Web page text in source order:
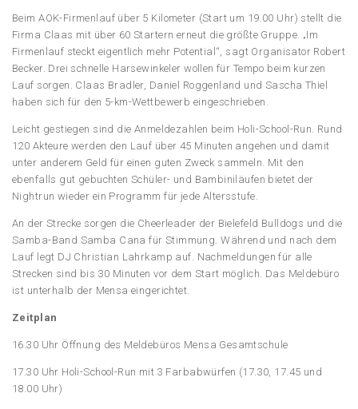
Beim AOK-Firmenlauf über 5 Kilometer (Start um 19.00 Uhr) stellt die
Firma Claas mit über 60 Startern erneut die größte Gruppe. „Im
Firmenlauf steckt eigentlich mehr Potential“, sagt Organisator Robert
Becker. Drei schnelle Harsewinkeler wollen für Tempo beim kurzen
Lauf sorgen. Claas Bradler, Daniel Roggenland und Sascha Thiel
haben sich für den 5-km-Wettbewerb eingeschrieben.
Leicht gestiegen sind die Anmeldezahlen beim Holi-School-Run. Rund
120 Akteure werden den Lauf über 45 Minuten angehen und damit
unter anderem Geld für einen guten Zweck sammeln. Mit den
ebenfalls gut gebuchten Schüler- und Bambiniläufen bietet der
Nightrun wieder ein Programm für jede Altersstufe.
An der Strecke sorgen die Cheerleader der Bielefeld Bulldogs und die
Samba-Band Samba Cana für Stimmung. Während und nach dem
Lauf legt DJ Christian Lahrkamp auf. Nachmeldungen für alle
Strecken sind bis 30 Minuten vor dem Start möglich. Das Meldebüro
ist unterhalb der Mensa eingerichtet.
Zeitplan
16.30 Uhr Öffnung des Meldebüros Mensa Gesamtschule
17.30 Uhr Holi-School-Run mit 3 Farbabwürfen (17.30, 17.45 und
18.00 Uhr)